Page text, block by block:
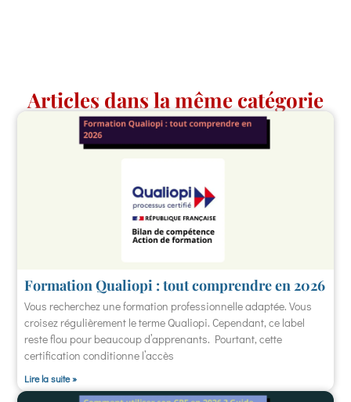
Articles dans la même catégorie
Formation Qualiopi : tout comprendre en 2026
Vous recherchez une formation professionnelle adaptée. Vous
croisez régulièrement le terme Qualiopi. Cependant, ce label
reste flou pour beaucoup d’apprenants. Pourtant, cette
certification conditionne l’accès
Lire la suite »